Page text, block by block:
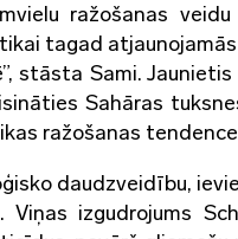
ražošanas
tagad
stāsta Sami.
Sahāras
ražošanas
daudzveidību,
izgudrojums